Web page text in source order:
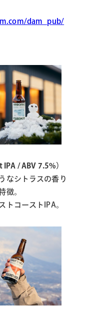
dam_pub/
/ ABV 7.5%）
なシトラスの香り
徴。
トコーストIPA。